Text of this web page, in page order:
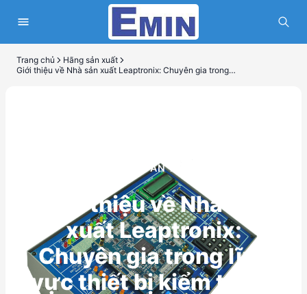
Trang chủ
Hãng sản xuất
Giới thiệu về Nhà sản xuất Leaptronix: Chuyên gia trong lĩnh vực thiết bị kiểm tra và phân tích
HÃNG SẢN XUẤT
Giới thiệu về Nhà sản
xuất Leaptronix:
Chuyên gia trong lĩnh
vực thiết bị kiểm tra và